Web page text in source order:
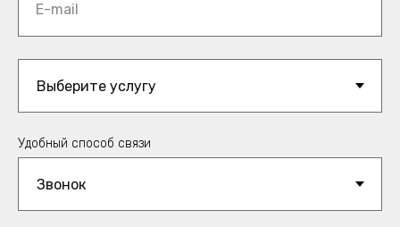
E-mail
Удобный способ связи